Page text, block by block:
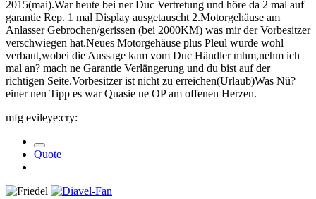
2015(mai).War heute bei ner Duc Vertretung und höre da 2 mal auf
garantie Rep. 1 mal Display ausgetauscht 2.Motorgehäuse am
Anlasser Gebrochen/gerissen (bei 2000KM) was mir der Vorbesitzer
verschwiegen hat.Neues Motorgehäuse plus Pleul wurde wohl
verbaut,wobei die Aussage kam vom Duc Händler mhm,nehm ich
mal an? mach ne Garantie Verlängerung und du bist auf der
richtigen Seite.Vorbesitzer ist nicht zu erreichen(Urlaub)Was Nü?
einer nen Tipp es war Quasie ne OP am offenen Herzen.
mfg evileye:cry:
Quote